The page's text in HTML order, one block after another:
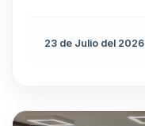
23 de Julio del 2026